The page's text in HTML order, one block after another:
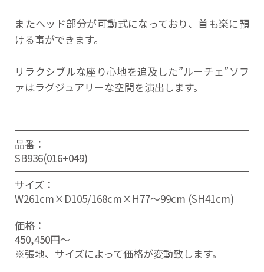
またヘッド部分が可動式になっており、首も楽に預
ける事ができます。
リラクシブルな座り心地を追及した”ルーチェ”ソフ
ァはラグジュアリーな空間を演出します。
品番：
SB936(016+049)
サイズ：
W261cm×D105/168cm×H77～99cm (SH41cm)
価格：
450,450円～
※張地、サイズによって価格が変動致します。